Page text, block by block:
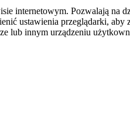
internetowym. Pozwalają na
ustawienia przeglądarki,
lub innym urządzeniu